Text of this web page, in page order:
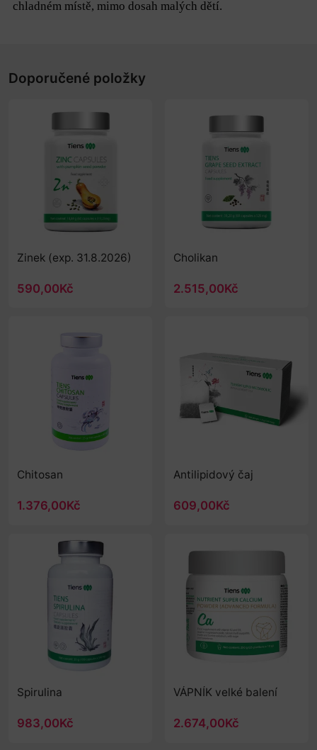
chladném místě, mimo dosah malých dětí.
Doporučené položky
Zinek (exp. 31.8.2026)
590,00Kč
Cholikan
2.515,00Kč
Chitosan
1.376,00Kč
Antilipidový čaj
609,00Kč
Spirulina
983,00Kč
VÁPNÍK velké balení
2.674,00Kč